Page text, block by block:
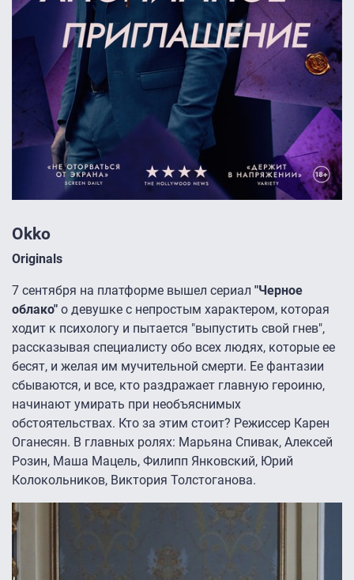
Okko
Originals
7 сентября на платформе вышел сериал "Черное
облако" о девушке с непростым характером, которая
ходит к психологу и пытается "выпустить свой гнев",
рассказывая специалисту обо всех людях, которые ее
бесят, и желая им мучительной смерти. Ее фантазии
сбываются, и все, кто раздражает главную героиню,
начинают умирать при необъяснимых
обстоятельствах. Кто за этим стоит? Режиссер Карен
Оганесян. В главных ролях: Марьяна Спивак, Алексей
Розин, Маша Мацель, Филипп Янковский, Юрий
Колокольников, Виктория Толстоганова.